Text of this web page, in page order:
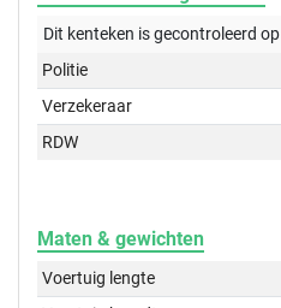
Dit kenteken is gecontroleerd op
Politie
Verzekeraar
RDW
Maten & gewichten
Voertuig lengte